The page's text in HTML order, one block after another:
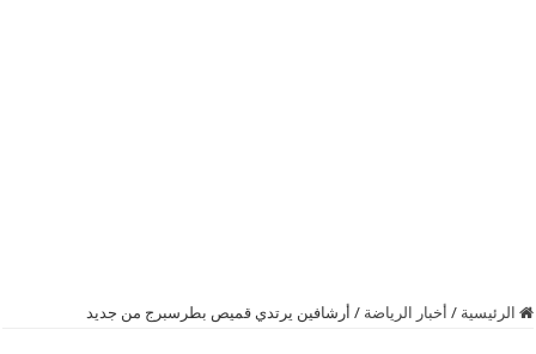
الرئيسية / أخبار الرياضة / أرشافين يرتدي قميص بطرسبرج من جديد